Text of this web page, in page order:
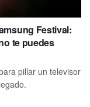
Festival:
te puedes
pillar un televisor